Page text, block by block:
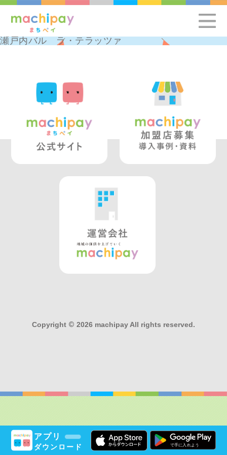
アプリ
ダウンロード
瀬戸内バル ラ・テラッツァ
Copyright © 2026 machipay All rights reserved.